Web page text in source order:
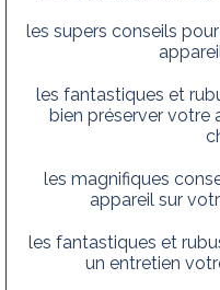
les supers conseils
les fantastiques et
bien préserver votre
les magnifiques
appareil sur
les fantastiques et
un entretien